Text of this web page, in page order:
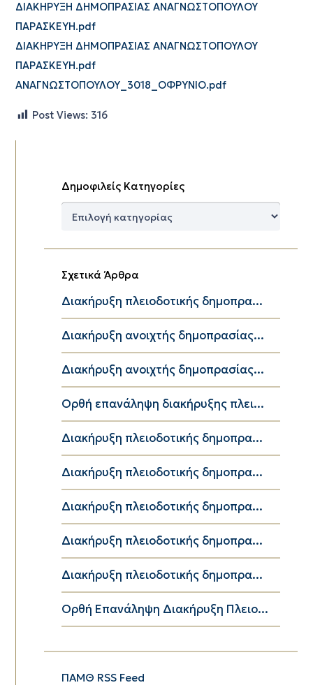
ΔΙΑΚΗΡΥΞΗ ΔΗΜΟΠΡΑΣΙΑΣ ΑΝΑΓΝΩΣΤΟΠΟΥΛΟΥ
ΠΑΡΑΣΚΕΥΗ.pdf
ΔΙΑΚΗΡΥΞΗ ΔΗΜΟΠΡΑΣΙΑΣ ΑΝΑΓΝΩΣΤΟΠΟΥΛΟΥ
ΠΑΡΑΣΚΕΥΗ.pdf
ΑΝΑΓΝΩΣΤΟΠΟΥΛΟΥ_3018_ΟΦΡΥΝΙΟ.pdf
Post Views: 316
Δημοφιλείς Κατηγορίες
Δημοφιλείς
Σχετικά Άρθρα
Διακήρυξη πλειοδοτικής δημοπρα...
Διακήρυξη ανοιχτής δημοπρασίας...
Διακήρυξη ανοιχτής δημοπρασίας...
Ορθή επανάληψη διακήρυξης πλει...
Διακήρυξη πλειοδοτικής δημοπρα...
Διακήρυξη πλειοδοτικής δημοπρα...
Διακήρυξη πλειοδοτικής δημοπρα...
Διακήρυξη πλειοδοτικής δημοπρα...
Διακήρυξη πλειοδοτικής δημοπρα...
Ορθή Επανάληψη Διακήρυξη Πλειο...
ΠΑΜΘ RSS Feed